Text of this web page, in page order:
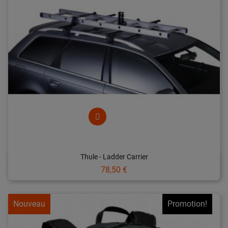
Thule - Ladder Carrier
Prix
78,50 €
Promotion!
Nouveau